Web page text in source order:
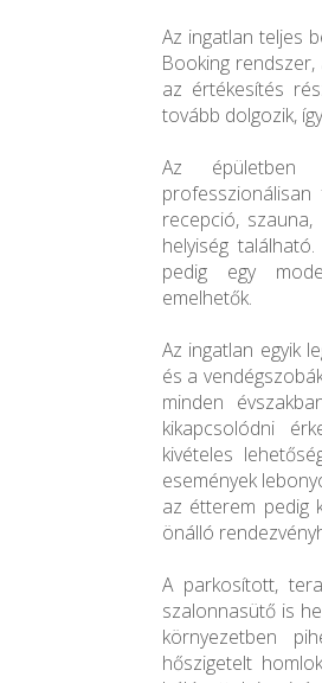
Az ingatlan teljes
Booking
az értékesítés
tovább dolgozik,
Az épületben
recepció,
helyiség
pedig egy
emelhetők.
Az ingatlan egyik
és a
minden
kikapcsolódni
kivételes
események
az étterem pedig
önálló
A parkosított,
szalonnasütő is
környezetben
hőszigetelt